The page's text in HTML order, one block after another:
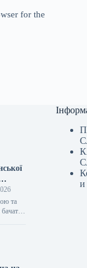
for the
та
и